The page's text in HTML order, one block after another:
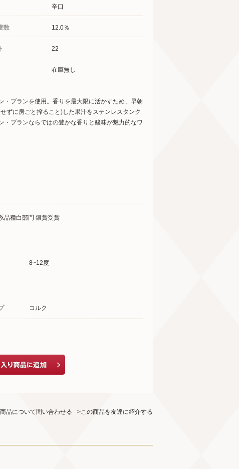
辛口
数 12.0％
22
在庫無し
ブランを使用。香りを最大限に活かすため、早朝
ずに房ごと搾ること)した果汁をステンレスタンク
ブランならではの豊かな香りと酸味が魅力的なワ
品種白部門 銀賞受賞
8~12度
コルク
品について問い合わせる >この商品を友達に紹介する